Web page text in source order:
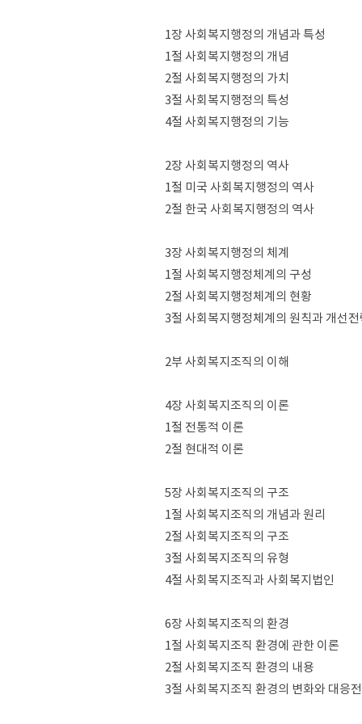
1장 사회복지행정의 개념과 특성
1절 사회복지행정의 개념
2절 사회복지행정의 가치
3절 사회복지행정의 특성
4절 사회복지행정의 기능
2장 사회복지행정의 역사
1절 미국 사회복지행정의 역사
2절 한국 사회복지행정의 역사
3장 사회복지행정의 체계
1절 사회복지행정체계의 구성
2절 사회복지행정체계의 현황
3절 사회복지행정체계의 원칙과 개선
2부 사회복지조직의 이해
4장 사회복지조직의 이론
1절 전통적 이론
2절 현대적 이론
5장 사회복지조직의 구조
1절 사회복지조직의 개념과 원리
2절 사회복지조직의 구조
3절 사회복지조직의 유형
4절 사회복지조직과 사회복지법인
6장 사회복지조직의 환경
1절 사회복지조직 환경에 관한 이론
2절 사회복지조직 환경의 내용
3절 사회복지조직 환경의 변화와 대응